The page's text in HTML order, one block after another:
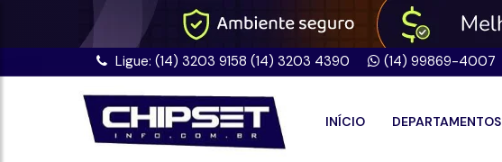
Ligue: (14) 3203 9158 (14) 3203 4390 (14) 99869-4007
INÍCIO DEPARTAMENTOS